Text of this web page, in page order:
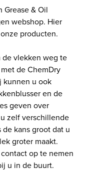
Grease & Oil
webshop. Hier
producten.
de vlekken weg te
de ChemDry
kunnen u ook
en de
geven over
zelf verschillende
kans groot dat u
groter maakt.
op te nemen
u in de buurt.